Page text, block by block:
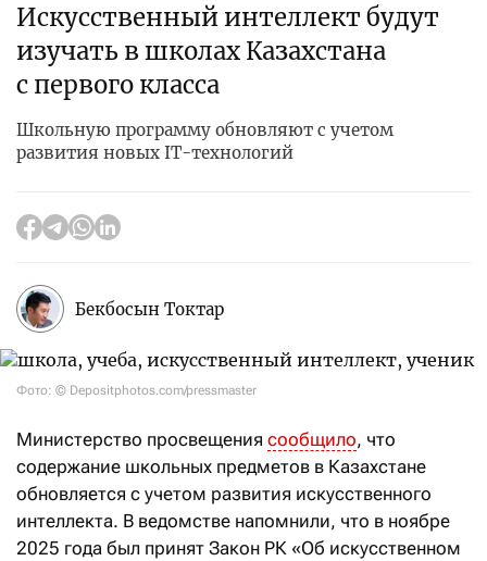
Искусственный интеллект будут
изучать в школах Казахстана
с первого класса
Школьную программу обновляют с учетом
развития новых IT-технологий
Бекбосын Токтар
Фото: © Depositphotos.com/pressmaster
Министерство просвещения сообщило, что
содержание школьных предметов в Казахстане
обновляется с учетом развития искусственного
интеллекта. В ведомстве напомнили, что в ноябре
2025 года был принят Закон РК «Об искусственном